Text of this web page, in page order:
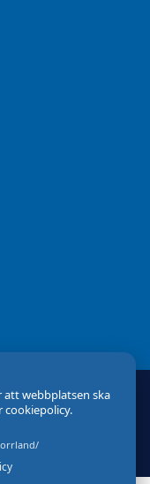
av wasabiweb
att webbplatsen ska
cookiepolicy.